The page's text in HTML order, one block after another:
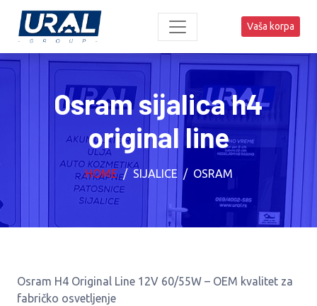
Vaša korpa
Osram sijalica h4
original line
HOME SIJALICE OSRAM
Osram H4 Original Line 12V 60/55W – OEM kvalitet za
fabričko osvetljenje